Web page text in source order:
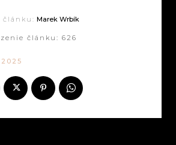
článku: Marek Wrbík
článku: 626